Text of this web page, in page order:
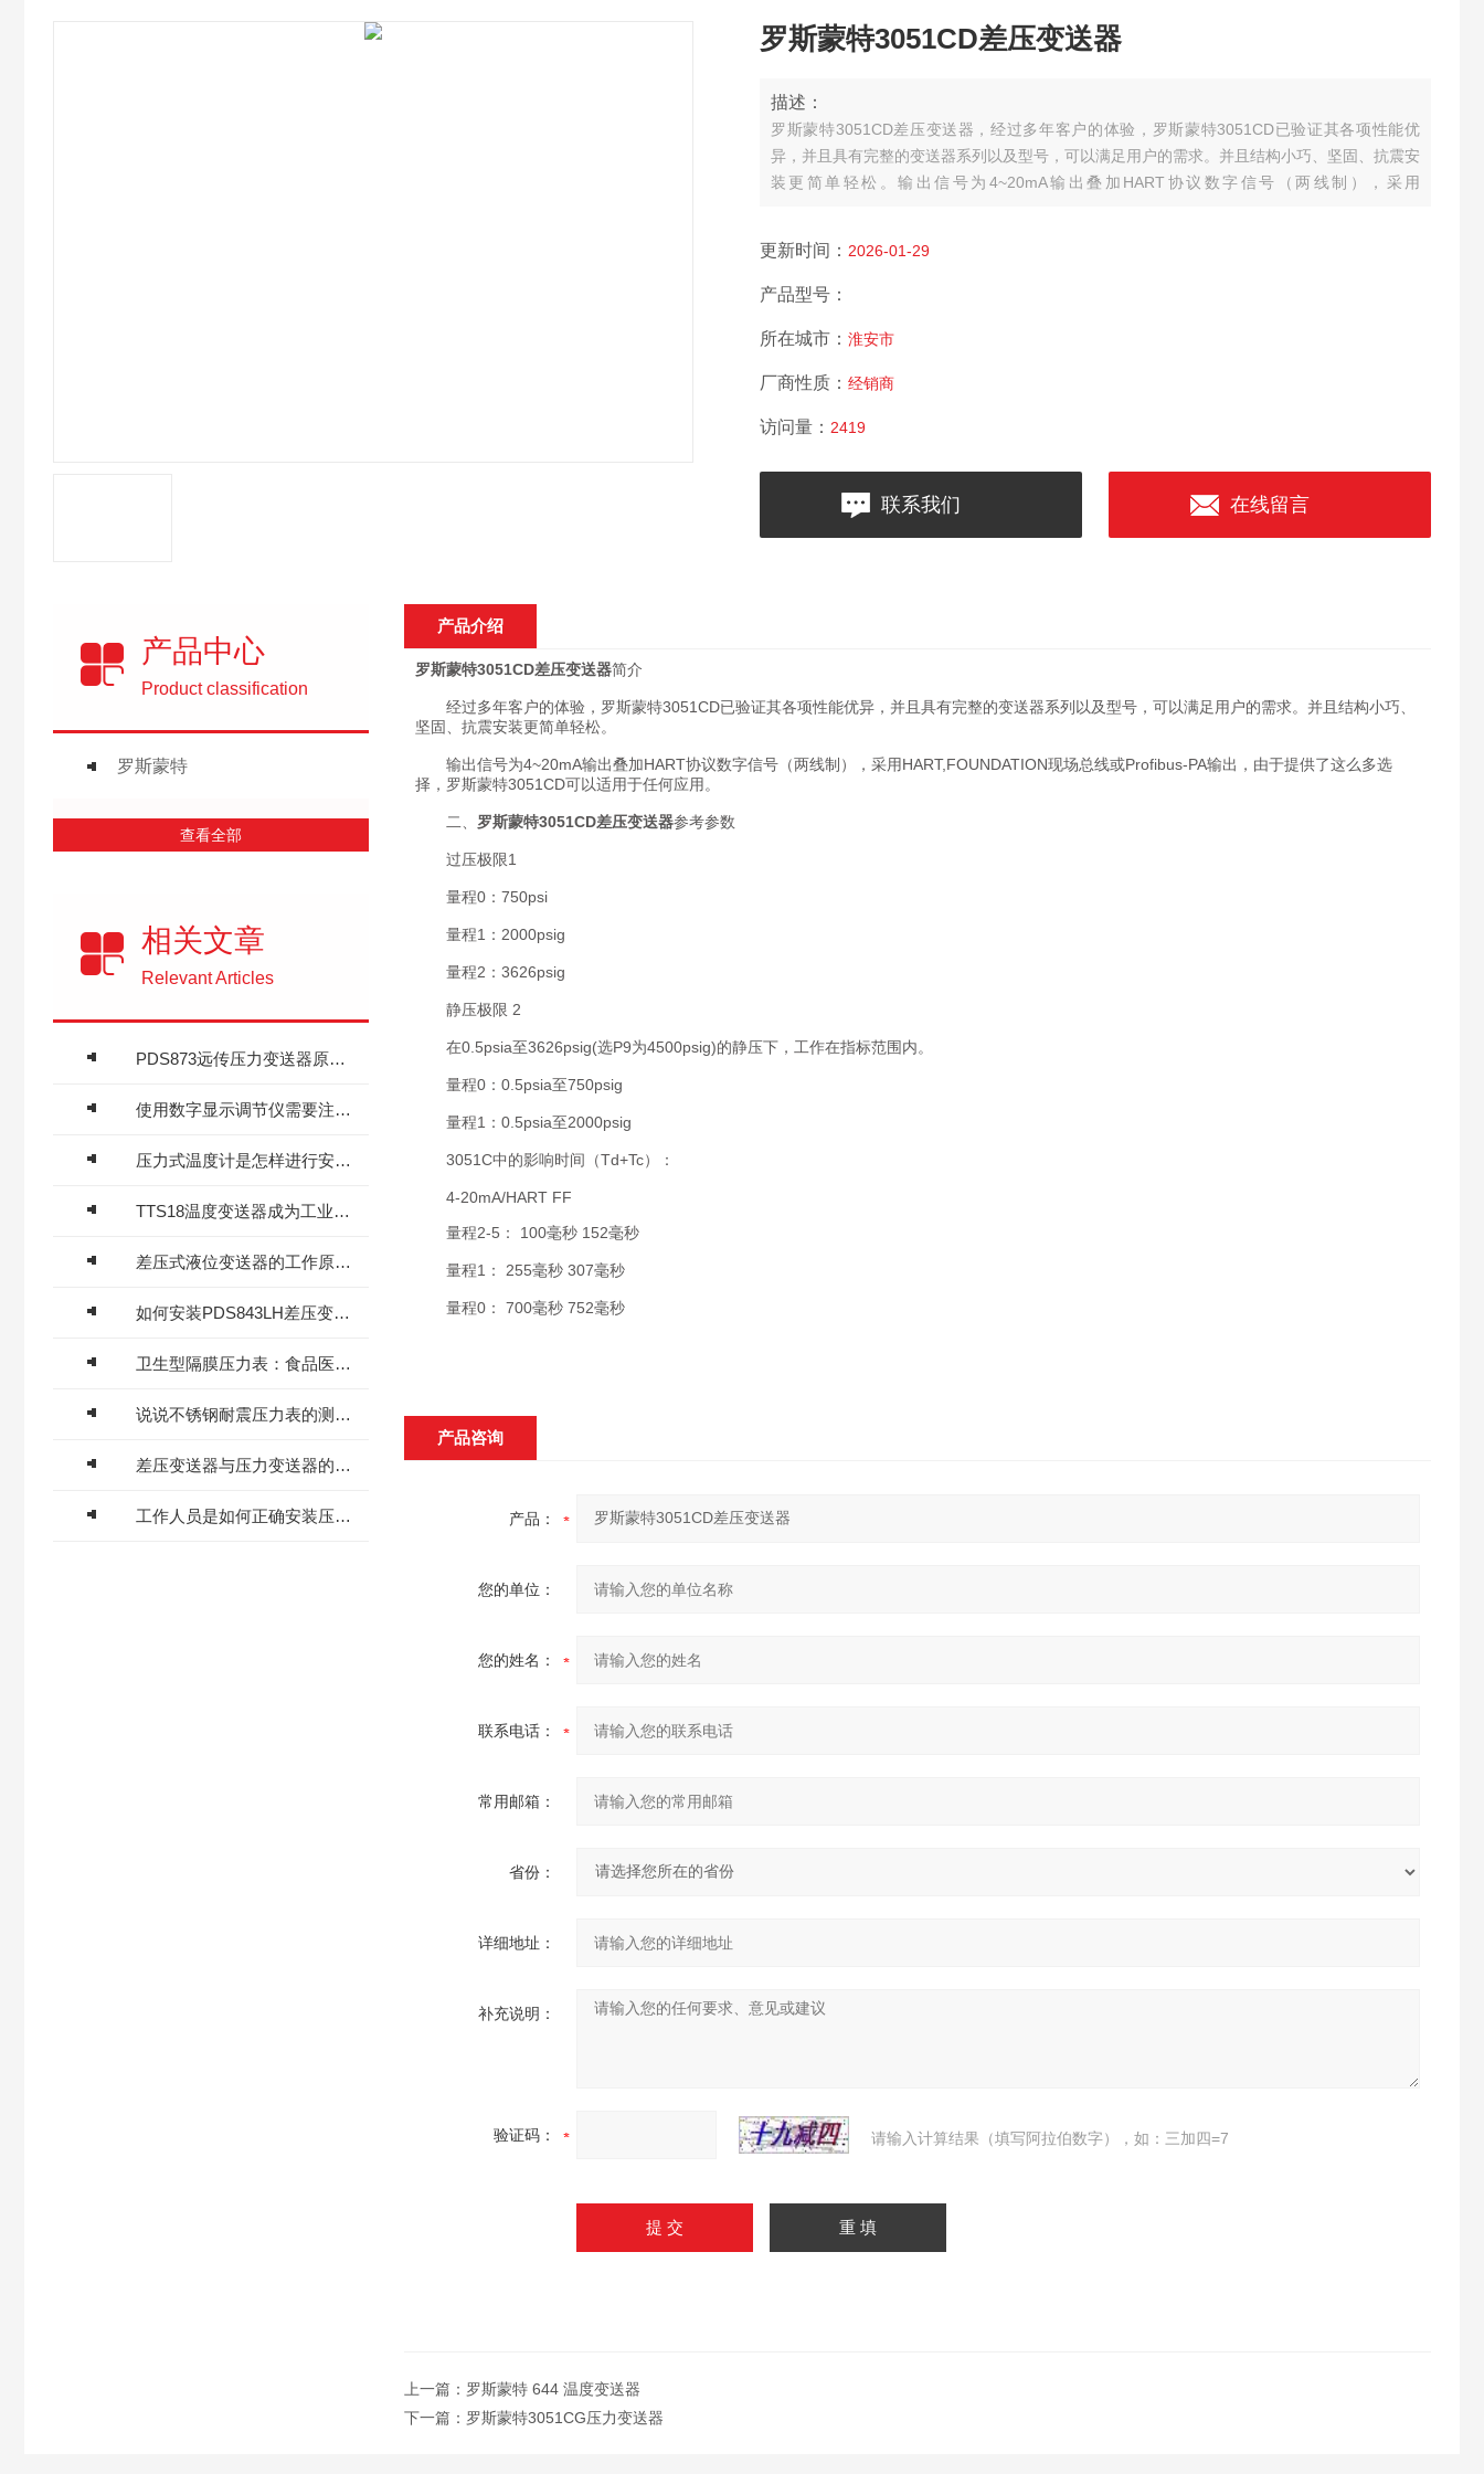
罗斯蒙特3051CD差压变送器
描述：
罗斯蒙特3051CD差压变送器，经过多年客户的体验，罗斯蒙特3051CD已验证其各项性能优
异，并且具有完整的变送器系列以及型号，可以满足用户的需求。并且结构小巧、坚固、抗震安
装更简单轻松。输出信号为4~20mA输出叠加HART协议数字信号（两线制），采用
更新时间： 2026-01-29
产品型号：
所在城市： 淮安市
厂商性质： 经销商
访问量： 2419
联系我们 在线留言
产品中心
Product classification
罗斯蒙特
查看全部
相关文章
Relevant Articles
PDS873远传压力变送器原理及应用详解
使用数字显示调节仪需要注意哪些事项
压力式温度计是怎样进行安装的
TTS18温度变送器成为工业温度测量的稳定精准之选
差压式液位变送器的工作原理与选型指南
如何安装PDS843LH差压变送器？
卫生型隔膜压力表：食品医药行业的洁净守护者
说说不锈钢耐震压力表的测量范围
差压变送器与压力变送器的区别及选型
工作人员是如何正确安装压力表的
产品介绍
罗斯蒙特3051CD差压变送器简介
经过多年客户的体验，罗斯蒙特3051CD已验证其各项性能优异，并且具有完整的变送器系列以及型号，可以满足用户的需求。并且结构小巧、
坚固、抗震安装更简单轻松。
输出信号为4~20mA输出叠加HART协议数字信号（两线制），采用HART,FOUNDATION现场总线或Profibus-PA输出，由于提供了这么多选
择，罗斯蒙特3051CD可以适用于任何应用。
二、 罗斯蒙特3051CD差压变送器参考参数
过压极限1
量程0：750psi
量程1：2000psig
量程2：3626psig
静压极限 2
在0.5psia至3626psig(选P9为4500psig)的静压下，工作在指标范围内。
量程0：0.5psia至750psig
量程1：0.5psia至2000psig
3051C中的影响时间（Td+Tc）：
4-20mA/HART FF
量程2-5： 100毫秒 152毫秒
量程1： 255毫秒 307毫秒
量程0： 700毫秒 752毫秒
产品咨询
产品：
您的单位：
您的姓名：
联系电话：
常用邮箱：
省份：
详细地址：
补充说明：
验证码： 请输入计算结果（填写阿拉伯数字），如：三加四=7
上一篇： 罗斯蒙特 644 温度变送器
下一篇： 罗斯蒙特3051CG压力变送器